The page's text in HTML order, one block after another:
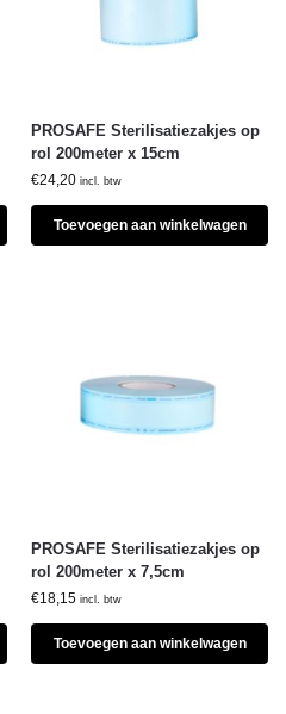
PROSAFE Sterilisatiezakjes op
rol 200meter x 15cm
€24,20 incl. btw
Toevoegen aan winkelwagen
PROSAFE Sterilisatiezakjes op
rol 200meter x 7,5cm
€18,15 incl. btw
Toevoegen aan winkelwagen